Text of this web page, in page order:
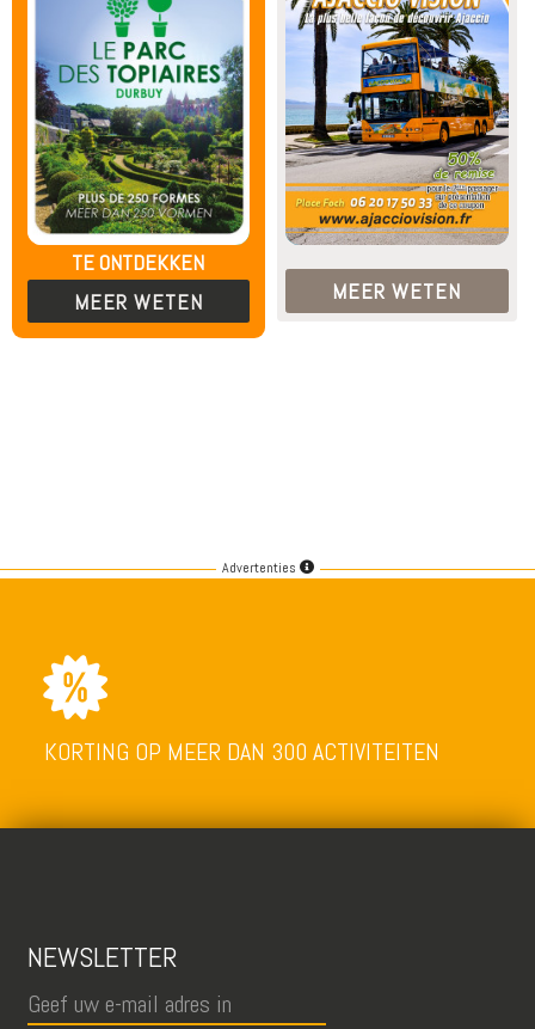
TE ONTDEKKEN
MEER WETEN
MEER WETEN
Advertenties
KORTING OP MEER DAN 300 ACTIVITEITEN
NEWSLETTER